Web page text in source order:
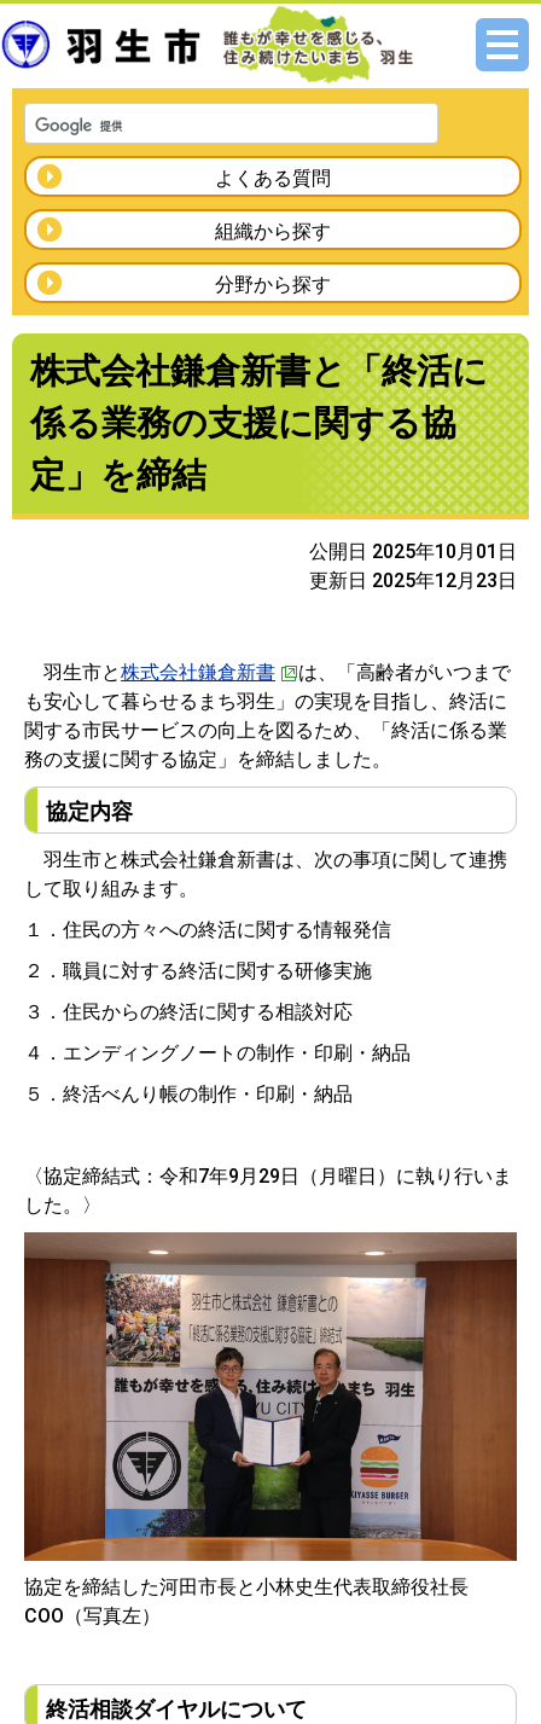
メニ
よくある質問
組織から探す
分野から探す
株式会社鎌倉新書と「終活に
係る業務の支援に関する協
定」を締結
公開日 2025年10月01日
更新日 2025年12月23日
羽生市と株式会社鎌倉新書
は、「高齢者がいつまで
も安心して暮らせるまち羽生」の実現を目指し、終活に
関する市民サービスの向上を図るため、「終活に係る業
務の支援に関する協定」を締結しました。
協定内容
羽生市と株式会社鎌倉新書は、次の事項に関して連携
して取り組みます。
１．住民の方々への終活に関する情報発信
２．職員に対する終活に関する研修実施
３．住民からの終活に関する相談対応
４．エンディングノートの制作・印刷・納品
５．終活べんり帳の制作・印刷・納品
〈協定締結式：令和7年9月29日（月曜日）に執り行いま
した。〉
協定を締結した河田市長と小林史生代表取締役社長
COO（写真左）
終活相談ダイヤルについて